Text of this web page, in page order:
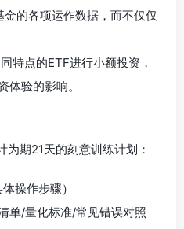
的各项运作数据，而不仅仅
特点的ETF进行小额投资，
体验的影响。
期21天的刻意训练计划：
操作步骤）
单/量化标准/常见错误对照